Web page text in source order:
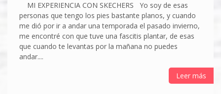
MI EXPERIENCIA CON SKECHERS Yo soy de esas
personas que tengo los pies bastante planos, y cuando
me dió por ir a andar una temporada el pasado invierno,
me encontré con que tuve una fascitis plantar, de esas
que cuando te levantas por la mañana no puedes
andar....
Leer más